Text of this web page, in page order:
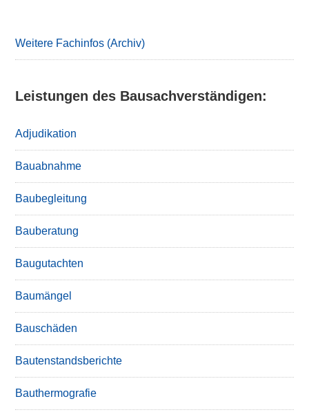
Weitere Fachinfos (Archiv)
Leistungen des Bausachverständigen:
Adjudikation
Bauabnahme
Baubegleitung
Bauberatung
Baugutachten
Baumängel
Bauschäden
Bautenstandsberichte
Bauthermografie